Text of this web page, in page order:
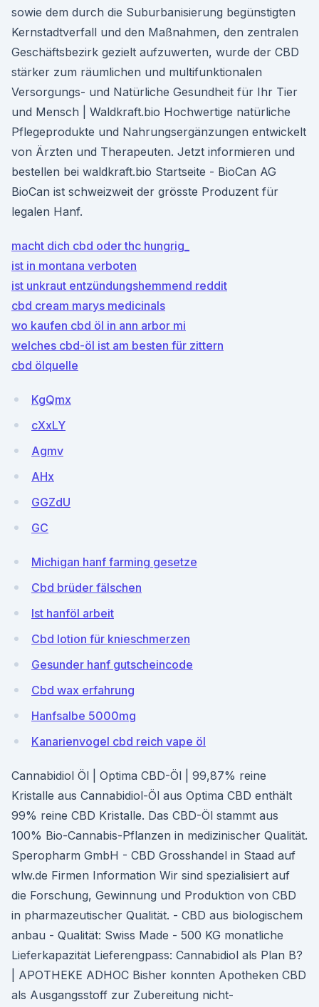
sowie dem durch die Suburbanisierung begünstigten
Kernstadtverfall und den Maßnahmen, den zentralen
Geschäftsbezirk gezielt aufzuwerten, wurde der CBD
stärker zum räumlichen und multifunktionalen
Versorgungs- und Natürliche Gesundheit für Ihr Tier
und Mensch | Waldkraft.bio Hochwertige natürliche
Pflegeprodukte und Nahrungsergänzungen entwickelt
von Ärzten und Therapeuten. Jetzt informieren und
bestellen bei waldkraft.bio Startseite - BioCan AG
BioCan ist schweizweit der grösste Produzent für
legalen Hanf.
macht dich cbd oder thc hungrig_
ist in montana verboten
ist unkraut entzündungshemmend reddit
cbd cream marys medicinals
wo kaufen cbd öl in ann arbor mi
welches cbd-öl ist am besten für zittern
cbd ölquelle
KgQmx
cXxLY
Agmv
AHx
GGZdU
GC
Michigan hanf farming gesetze
Cbd brüder fälschen
Ist hanföl arbeit
Cbd lotion für knieschmerzen
Gesunder hanf gutscheincode
Cbd wax erfahrung
Hanfsalbe 5000mg
Kanarienvogel cbd reich vape öl
Cannabidiol Öl | Optima CBD-Öl | 99,87% reine
Kristalle aus Cannabidiol-Öl aus Optima CBD enthält
99% reine CBD Kristalle. Das CBD-Öl stammt aus
100% Bio-Cannabis-Pflanzen in medizinischer Qualität.
Speropharm GmbH - CBD Grosshandel in Staad auf
wlw.de Firmen Information Wir sind spezialisiert auf
die Forschung, Gewinnung und Produktion von CBD
in pharmazeutischer Qualität. - CBD aus biologischem
anbau - Qualität: Swiss Made - 500 KG monatliche
Lieferkapazität Lieferengpass: Cannabidiol als Plan B?
| APOTHEKE ADHOC Bisher konnten Apotheken CBD
als Ausgangsstoff zur Zubereitung nicht-